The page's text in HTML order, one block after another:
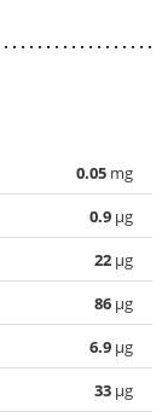
0.05 mg
0.9 µg
22 µg
86 µg
6.9 µg
33 µg